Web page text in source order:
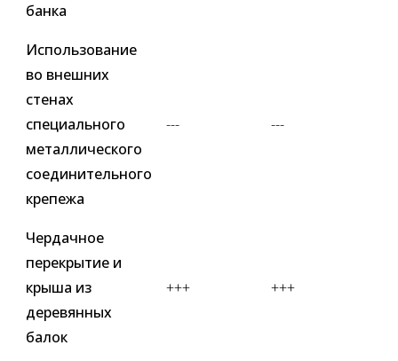
банка
Использование
во внешних
стенах
специального
металлического
соединительного
крепежа
--- ---
Чердачное
перекрытие и
крыша из
деревянных
балок
+++ +++